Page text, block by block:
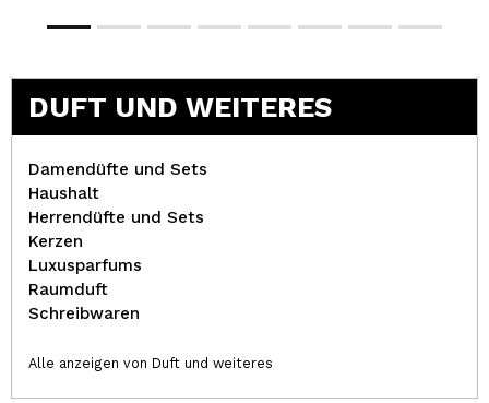
DUFT UND WEITERES
Damendüfte und Sets
Haushalt
Herrendüfte und Sets
Kerzen
Luxusparfums
Raumduft
Schreibwaren
Alle anzeigen von Duft und weiteres